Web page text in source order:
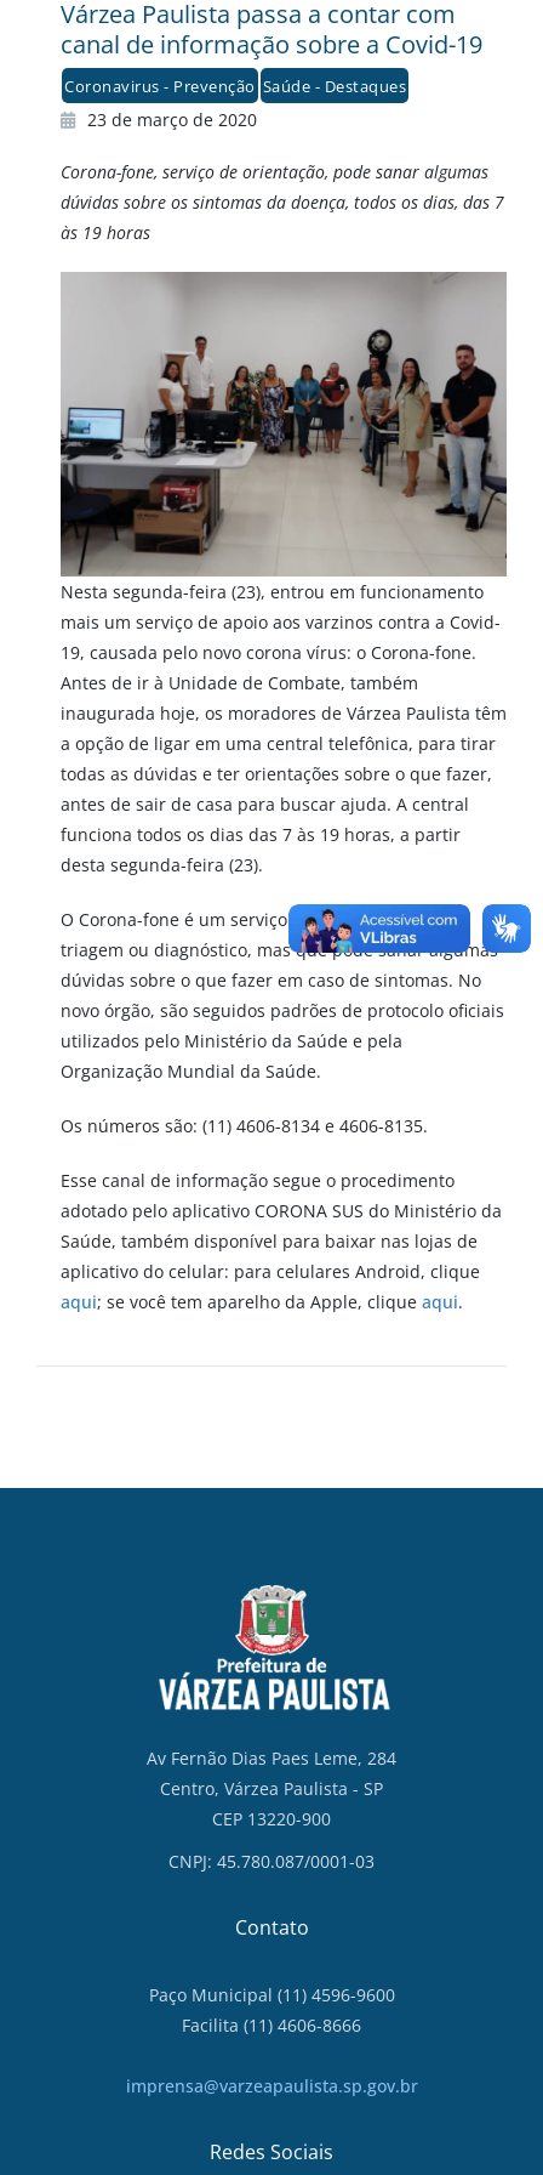
Várzea Paulista passa a contar com
canal de informação sobre a Covid-19
Coronavirus - Prevenção Saúde - Destaques
23 de março de 2020
Corona-fone, serviço de orientação, pode sanar algumas
dúvidas sobre os sintomas da doença, todos os dias, das 7
às 19 horas
Nesta segunda-feira (23), entrou em funcionamento
mais um serviço de apoio aos varzinos contra a Covid-
19, causada pelo novo corona vírus: o Corona-fone.
Antes de ir à Unidade de Combate, também
inaugurada hoje, os moradores de Várzea Paulista têm
a opção de ligar em uma central telefônica, para tirar
todas as dúvidas e ter orientações sobre o que fazer,
antes de sair de casa para buscar ajuda. A central
funciona todos os dias das 7 às 19 horas, a partir
desta segunda-feira (23).
O Corona-fone é um serviço de orientação, não de
triagem ou diagnóstico, mas que pode sanar algumas
dúvidas sobre o que fazer em caso de sintomas. No
novo órgão, são seguidos padrões de protocolo oficiais
utilizados pelo Ministério da Saúde e pela
Organização Mundial da Saúde.
Os números são: (11) 4606-8134 e 4606-8135.
Esse canal de informação segue o procedimento
adotado pelo aplicativo CORONA SUS do Ministério da
Saúde, também disponível para baixar nas lojas de
aplicativo do celular: para celulares Android, clique
aqui; se você tem aparelho da Apple, clique aqui.
Av Fernão Dias Paes Leme, 284
Centro, Várzea Paulista - SP
CEP 13220-900
CNPJ: 45.780.087/0001-03
Contato
Paço Municipal (11) 4596-9600
Facilita (11) 4606-8666
imprensa@varzeapaulista.sp.gov.br
Redes Sociais